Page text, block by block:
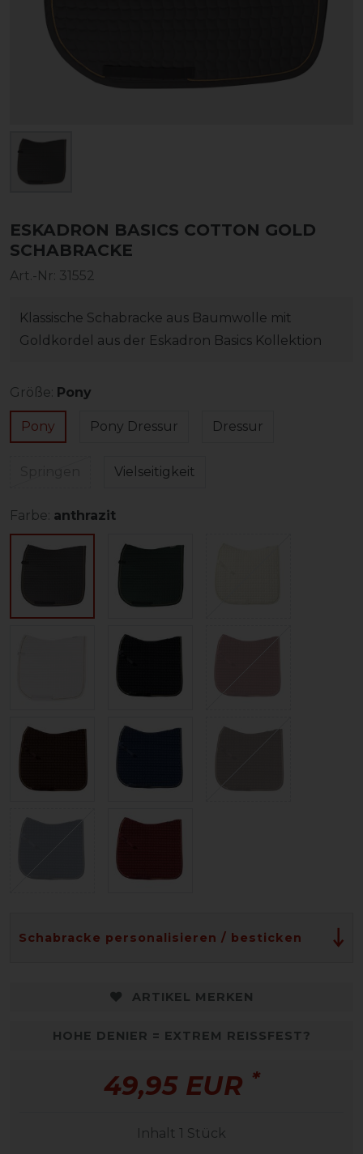
ESKADRON BASICS COTTON GOLD
SCHABRACKE
Art.-Nr: 31552
Klassische Schabracke aus Baumwolle mit
Goldkordel aus der Eskadron Basics Kollektion
Größe: Pony
Pony Pony Dressur Dressur
Vielseitigkeit
Farbe: anthrazit
Schabracke personalisieren / besticken
ARTIKEL MERKEN
HOHE DENIER = EXTREM REISSFEST?
49,95 EUR *
Inhalt 1 Stück